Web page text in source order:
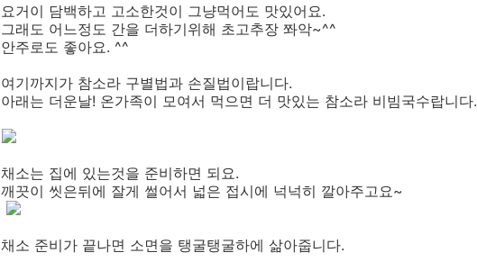
요거이 담백하고 고소한것이 그냥먹어도 맛있어요.
그래도 어느정도 간을 더하기위해 초고추장 쫘악~^^
안주로도 좋아요. ^^
여기까지가 참소라 구별법과 손질법이랍니다.
아래는 더운날! 온가족이 모여서 먹으면 더 맛있는 참소라 비빔국수랍니다.
채소는 집에 있는것을 준비하면 되요.
깨끗이 씻은뒤에 잘게 썰어서 넓은 접시에 넉넉히 깔아주고요~
채소 준비가 끝나면 소면을 탱굴탱굴하에 삶아줍니다.